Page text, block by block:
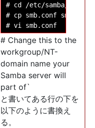
# cd /etc/samba/
# cp smb.conf
# Change this to the
workgroup/NT-
domain name your
Samba server will
part of`
と書いてある行の下を
以下のように書換え
る。